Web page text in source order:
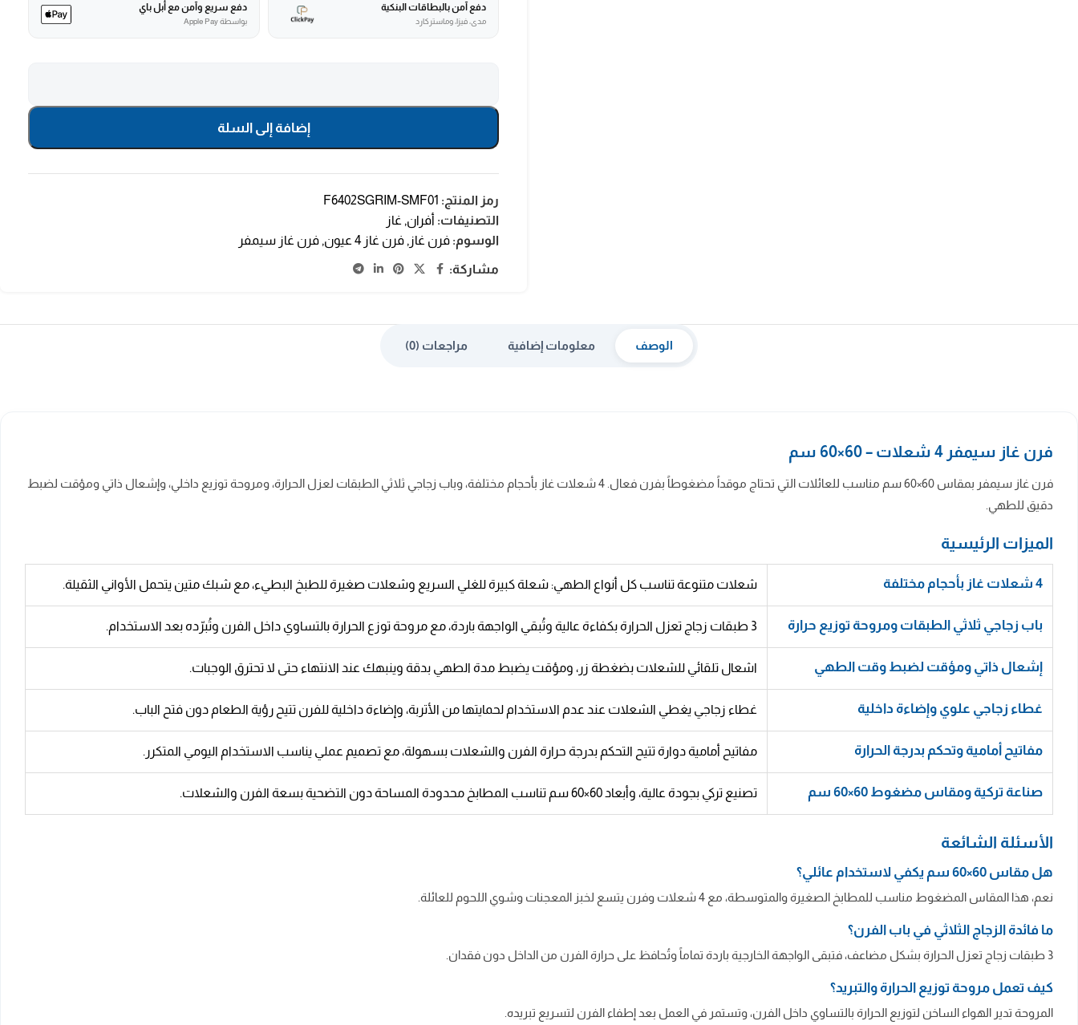
دفع آمن بالبطاقات البنكية
مدى، فيزا، وماستركارد
دفع سريع وآمن مع أبل باي
بواسطة Apple Pay
إضافة إلى السلة
رمز المنتج: F6402SGRIM-SMF01
التصنيفات: أفران, غاز
الوسوم: فرن غاز , فرن غاز 4 عيون , فرن غاز سيمفر
مشاركة:
الوصف معلومات إضافية مراجعات (0)
فرن غاز سيمفر 4 شعلات – 60×60 سم
فرن غاز سيمفر بمقاس 60×60 سم مناسب للعائلات التي تحتاج موقداً مضغوطاً بفرن فعال. 4 شعلات غاز بأحجام مختلفة، وباب زجاجي ثلاثي الطبقات لعزل الحرارة، ومروحة توزيع داخلي، وإشعال ذاتي ومؤقت لضبط
دقيق للطهي.
الميزات الرئيسية
4 شعلات غاز بأحجام مختلفة شعلات متنوعة تناسب كل أنواع الطهي: شعلة كبيرة للغلي السريع وشعلات صغيرة للطبخ البطيء، مع شبك متين يتحمل الأواني الثقيلة.
باب زجاجي ثلاثي الطبقات ومروحة توزيع حرارة 3 طبقات زجاج تعزل الحرارة بكفاءة عالية وتُبقي الواجهة باردة، مع مروحة توزع الحرارة بالتساوي داخل الفرن وتُبرّده بعد الاستخدام.
إشعال ذاتي ومؤقت لضبط وقت الطهي اشعال تلقائي للشعلات بضغطة زر، ومؤقت يضبط مدة الطهي بدقة وينبهك عند الانتهاء حتى لا تحترق الوجبات.
غطاء زجاجي علوي وإضاءة داخلية غطاء زجاجي يغطي الشعلات عند عدم الاستخدام لحمايتها من الأتربة، وإضاءة داخلية للفرن تتيح رؤية الطعام دون فتح الباب.
مفاتيح أمامية وتحكم بدرجة الحرارة مفاتيح أمامية دوارة تتيح التحكم بدرجة حرارة الفرن والشعلات بسهولة، مع تصميم عملي يناسب الاستخدام اليومي المتكرر.
صناعة تركية ومقاس مضغوط 60×60 سم تصنيع تركي بجودة عالية، وأبعاد 60×60 سم تناسب المطابخ محدودة المساحة دون التضحية بسعة الفرن والشعلات.
الأسئلة الشائعة
هل مقاس 60×60 سم يكفي لاستخدام عائلي؟
نعم، هذا المقاس المضغوط مناسب للمطابخ الصغيرة والمتوسطة، مع 4 شعلات وفرن يتسع لخبز المعجنات وشوي اللحوم للعائلة.
ما فائدة الزجاج الثلاثي في باب الفرن؟
3 طبقات زجاج تعزل الحرارة بشكل مضاعف، فتبقى الواجهة الخارجية باردة تماماً وتُحافظ على حرارة الفرن من الداخل دون فقدان.
كيف تعمل مروحة توزيع الحرارة والتبريد؟
المروحة تدير الهواء الساخن لتوزيع الحرارة بالتساوي داخل الفرن، وتستمر في العمل بعد إطفاء الفرن لتسريع تبريده.